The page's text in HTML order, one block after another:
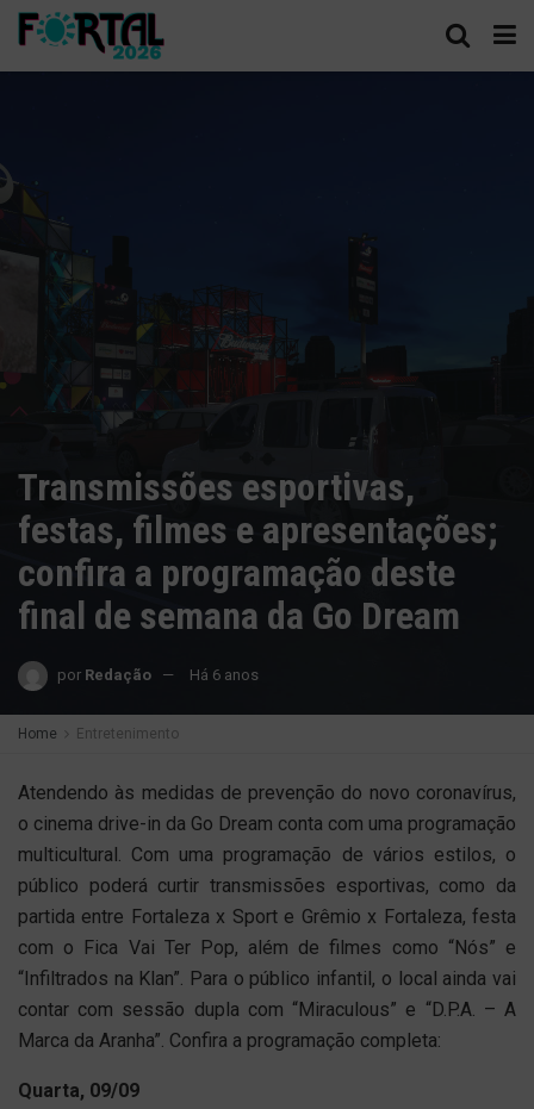
Transmissões esportivas,
festas, filmes e apresentações;
confira a programação deste
final de semana da Go Dream
por Redação Há 6 anos
Home Entretenimento
Atendendo às medidas de prevenção do novo coronavírus,
o cinema drive-in da Go Dream conta com uma programação
multicultural. Com uma programação de vários estilos, o
público poderá curtir transmissões esportivas, como da
partida entre Fortaleza x Sport e Grêmio x Fortaleza, festa
com o Fica Vai Ter Pop, além de filmes como “Nós” e
“Infiltrados na Klan”. Para o público infantil, o local ainda vai
contar com sessão dupla com “Miraculous” e “D.P.A. – A
Marca da Aranha”. Confira a programação completa:
Quarta, 09/09